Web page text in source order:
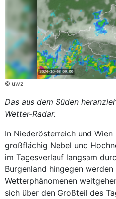
© uwz
Das aus dem Süden
Wetter-Radar.
In Niederösterreich und
großflächig Nebel und
im Tagesverlauf langsam
Burgenland hingegen
Wetterphänomenen
sich über den Großteil des